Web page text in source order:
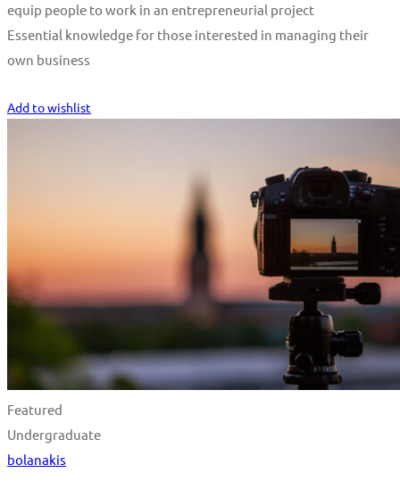
equip people to work in an entrepreneurial project
Essential knowledge for those interested in managing their
own business
Add to wishlist
Featured
Undergraduate
bolanakis